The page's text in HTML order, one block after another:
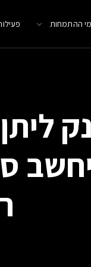
ההתמחות